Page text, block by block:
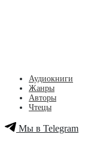
Аудиокниги
Жанры
Авторы
Чтецы
Мы в Telegram